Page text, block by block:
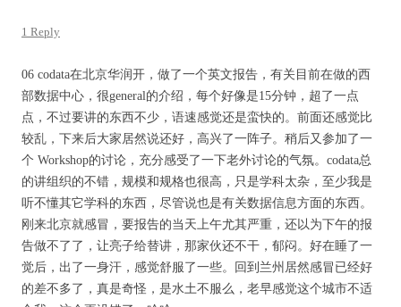
1 Reply
06 codata在北京华润开，做了一个英文报告，有关目前在做的西
部数据中心，很general的介绍，每个好像是15分钟，超了一点
点，不过要讲的东西不少，语速感觉还是蛮快的。前面还感觉比
较乱，下来后大家居然说还好，高兴了一阵子。稍后又参加了一
个 Workshop的讨论，充分感受了一下老外讨论的气氛。codata总
的讲组织的不错，规模和规格也很高，只是学科太杂，至少我是
听不懂其它学科的东西，尽管说也是有关数据信息方面的东西。
刚来北京就感冒，要报告的当天上午尤其严重，还以为下午的报
告做不了了，让亮子给替讲，那家伙还不干，郁闷。好在睡了一
觉后，出了一身汗，感觉舒服了一些。回到兰州居然感冒已经好
的差不多了，真是奇怪，是水土不服么，老早感觉这个城市不适